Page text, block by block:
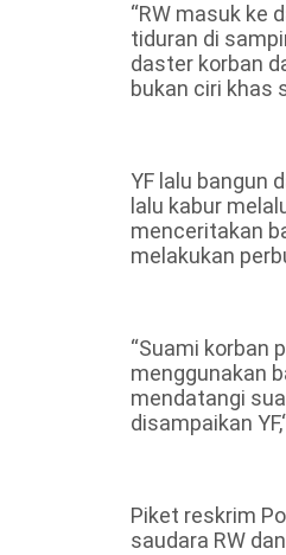
“RW masuk ke
tiduran di
daster korban
bukan ciri khas
YF lalu bangun
lalu kabur
menceritakan
melakukan
“Suami korban
menggunakan
mendatangi
disampaikan
Piket reskrim
saudara RW